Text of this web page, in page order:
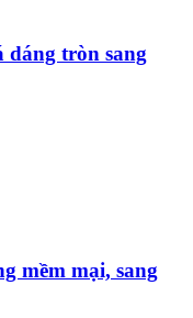
dáng tròn sang
mềm mại, sang